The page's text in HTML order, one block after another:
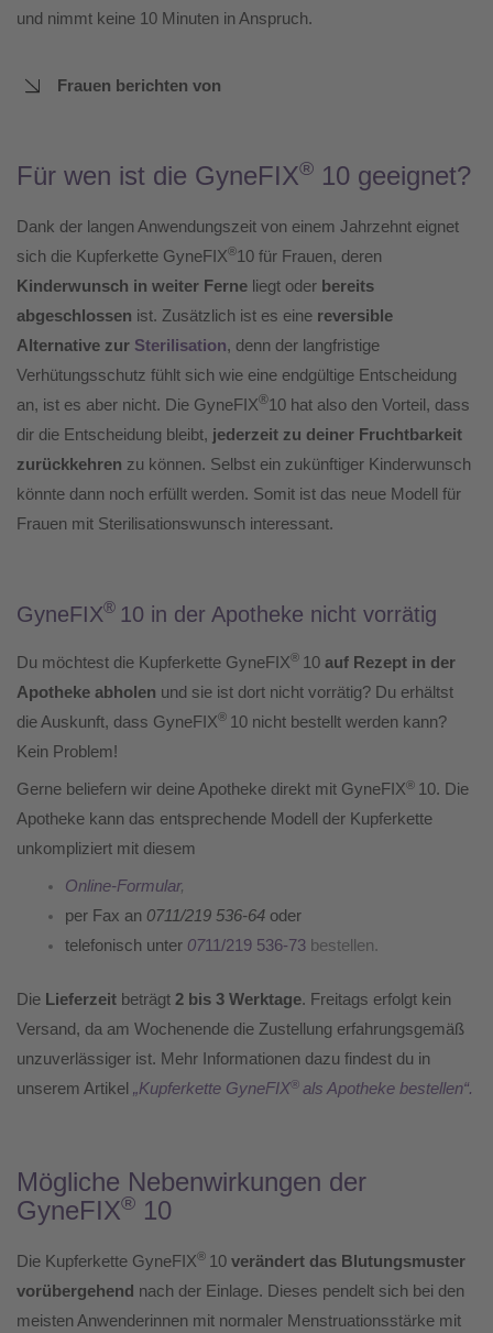
und nimmt keine 10 Minuten in Anspruch.
Frauen berichten von
Für wen ist die GyneFIX® 10 geeignet?
Dank der langen Anwendungszeit von einem Jahrzehnt eignet
sich die Kupferkette GyneFIX®10 für Frauen, deren
Kinderwunsch in weiter Ferne liegt oder bereits
abgeschlossen ist. Zusätzlich ist es eine reversible
Alternative zur Sterilisation, denn der langfristige
Verhütungsschutz fühlt sich wie eine endgültige Entscheidung
an, ist es aber nicht. Die GyneFIX®10 hat also den Vorteil, dass
dir die Entscheidung bleibt, jederzeit zu deiner Fruchtbarkeit
zurückkehren zu können. Selbst ein zukünftiger Kinderwunsch
könnte dann noch erfüllt werden. Somit ist das neue Modell für
Frauen mit Sterilisationswunsch interessant.
GyneFIX® 10 in der Apotheke nicht vorrätig
Du möchtest die Kupferkette GyneFIX® 10 auf Rezept in der
Apotheke abholen und sie ist dort nicht vorrätig? Du erhältst
die Auskunft, dass GyneFIX® 10 nicht bestellt werden kann?
Kein Problem!
Gerne beliefern wir deine Apotheke direkt mit GyneFIX® 10. Die
Apotheke kann das entsprechende Modell der Kupferkette
unkompliziert mit diesem
Online-Formular,
per Fax an 0711/219 536-64oder
telefonisch unter 0711/219 536-73 bestellen.
Die Lieferzeit beträgt 2 bis 3 Werktage. Freitags erfolgt kein
Versand, da am Wochenende die Zustellung erfahrungsgemäß
unzuverlässiger ist. Mehr Informationen dazu findest du in
unserem Artikel „Kupferkette GyneFIX® als Apotheke bestellen“.
Mögliche Nebenwirkungen der
GyneFIX® 10
Die Kupferkette GyneFIX® 10 verändert das Blutungsmuster
vorübergehend nach der Einlage. Dieses pendelt sich bei den
meisten Anwenderinnen mit normaler Menstruationsstärke mit